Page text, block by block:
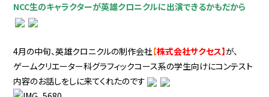
NCC生のキャラクターが英雄クロニクルに出演できるかもだから
4月の中旬、英雄クロニクルの制作会社【株式会社サクセス】が、
ゲームクリエーター科グラフィックコース系の学生向けにコンテスト
内容のお話しをしに来てくれたのです